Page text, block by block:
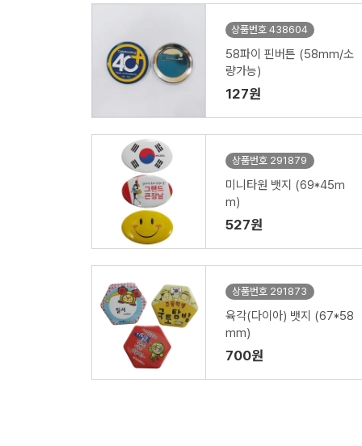
상품번호 438604
58파이 핀버튼 (58mm/소
량가능)
127원
상품번호 291879
미니타원 뱃지 (69*45m
m)
527원
상품번호 291873
육각(다이아) 뱃지 (67*58
mm)
700원